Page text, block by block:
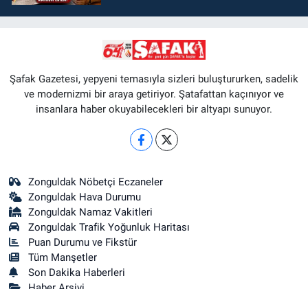
Şafak Gazetesi, yepyeni temasıyla sizleri buluştururken, sadelik
ve modernizmi bir araya getiriyor. Şatafattan kaçınıyor ve
insanlara haber okuyabilecekleri bir altyapı sunuyor.
Zonguldak Nöbetçi Eczaneler
Zonguldak Hava Durumu
Zonguldak Namaz Vakitleri
Zonguldak Trafik Yoğunluk Haritası
Puan Durumu ve Fikstür
Tüm Manşetler
Son Dakika Haberleri